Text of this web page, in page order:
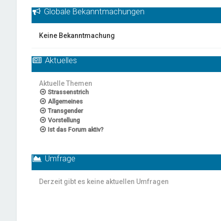
Globale Bekanntmachungen
Keine Bekanntmachung
Aktuelles
Aktuelle Themen
Strassenstrich
Allgemeines
Transgender
Vorstellung
Ist das Forum aktiv?
Umfrage
Derzeit gibt es keine aktuellen Umfragen